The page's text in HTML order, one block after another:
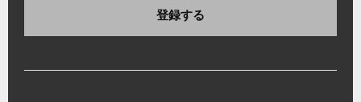
登録する